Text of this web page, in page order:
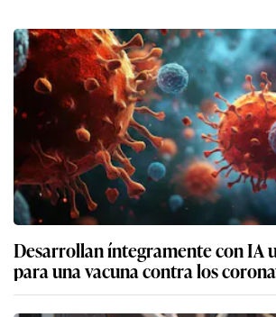
Desarrollan íntegramente con IA
para una vacuna contra los